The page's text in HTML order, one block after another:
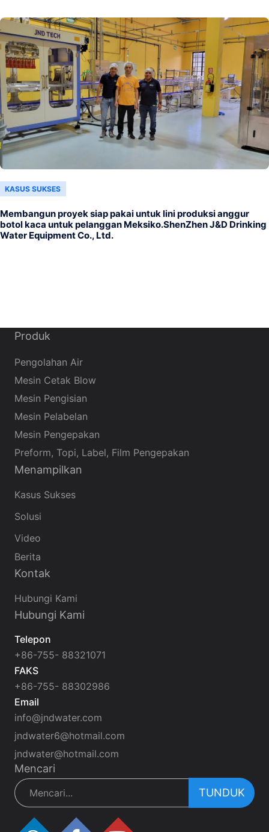
KASUS SUKSES
Membangun proyek siap pakai untuk lini produksi anggur
botol kaca untuk pelanggan Meksiko.ShenZhen J&D Drinking
Water Equipment Co., Ltd.
Produk
Pengolahan Air
Mesin Cetak Blow
Mesin Pengisian
Mesin Pelabelan
Mesin Pengepakan
Preform, Topi, Label, Film Pengepakan
Menampilkan
Kasus Sukses
Solusi
Video
Berita
Kontak
Hubungi Kami
Hubungi Kami
Telepon
+86-755- 88321071
FAKS
+86-755- 88302986
Email
info@jndwater.com
jndwater6@hotmail.com
jndwater@hotmail.com
Mencari
TUNDUK